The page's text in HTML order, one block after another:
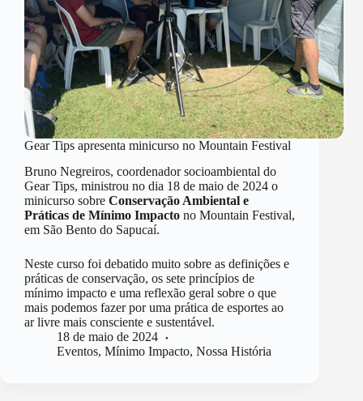
Gear Tips apresenta minicurso no Mountain Festival
Bruno Negreiros, coordenador socioambiental do
Gear Tips, ministrou no dia 18 de maio de 2024 o
minicurso sobre Conservação Ambiental e
Práticas de Mínimo Impacto no Mountain Festival,
em São Bento do Sapucaí.
Neste curso foi debatido muito sobre as definições e
práticas de conservação, os sete princípios de
mínimo impacto e uma reflexão geral sobre o que
mais podemos fazer por uma prática de esportes ao
ar livre mais consciente e sustentável.
18 de maio de 2024
Eventos, Mínimo Impacto, Nossa História